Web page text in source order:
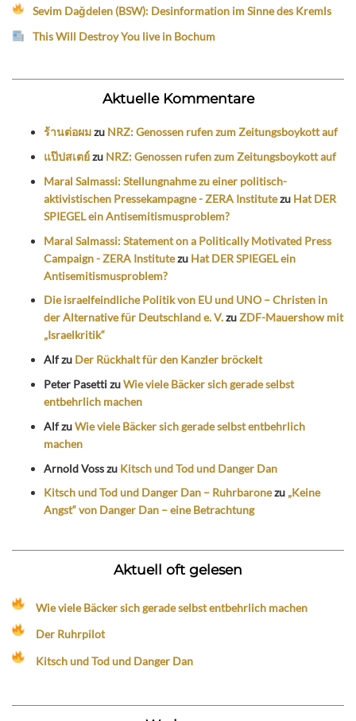
Sevim Dağdelen (BSW): Desinformation im Sinne des Kremls
This Will Destroy You live in Bochum
Aktuelle Kommentare
ร้านต่อผมzu NRZ: Genossen rufen zum Zeitungsboykott auf
แป๊ปสเตย์zu NRZ: Genossen rufen zum Zeitungsboykott auf
Maral Salmassi: Stellungnahme zu einer politisch-
aktivistischen Pressekampagne - ZERA Institutezu Hat DER
SPIEGEL ein Antisemitismusproblem?
Maral Salmassi: Statement on a Politically Motivated Press
Campaign - ZERA Institutezu Hat DER SPIEGEL ein
Antisemitismusproblem?
Die israelfeindliche Politik von EU und UNO – Christen in
der Alternative für Deutschland e. V.zuZDF-Mauershow mit
„Israelkritik“
Alfzu Der Rückhalt für den Kanzler bröckelt
Peter PasettizuWie viele Bäcker sich gerade selbst
entbehrlich machen
AlfzuWie viele Bäcker sich gerade selbst entbehrlich
machen
Arnold Vosszu Kitsch und Tod und Danger Dan
Kitsch und Tod und Danger Dan – Ruhrbaronezu „Keine
Angst“ von Danger Dan – eine Betrachtung
Aktuell oft gelesen
Wie viele Bäcker sich gerade selbst entbehrlich machen
Der Ruhrpilot
Kitsch und Tod und Danger Dan